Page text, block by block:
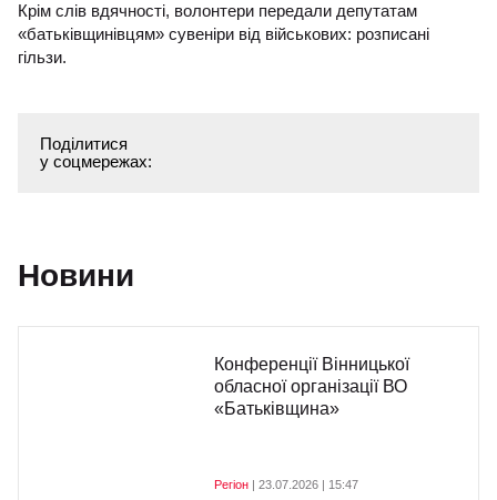
Крім слів вдячності, волонтери передали депутатам
«батьківщинівцям» сувеніри від військових: розписані
гільзи.
Поділитися
у соцмережах:
Новини
Конференції Вінницької
обласної організації ВО
«Батьківщина»
Регіон | 23.07.2026 | 15:47